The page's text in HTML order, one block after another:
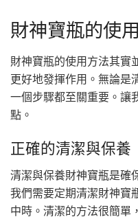
財神寶瓶的使
財神寶瓶的使用方法其實
更好地發揮作用。無論是
一個步驟都至關重要。讓
點。
正確的清潔與保養
清潔與保養財神寶瓶是確
我們需要定期清潔財神寶
中時。清潔的方法很簡單